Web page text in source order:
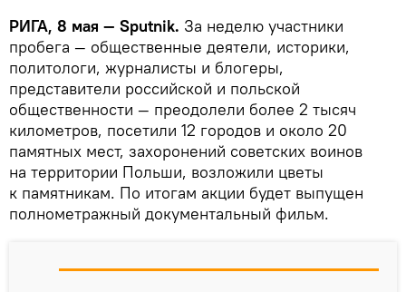
РИГА, 8 мая — Sputnik. За неделю участники
пробега — общественные деятели, историки,
политологи, журналисты и блогеры,
представители российской и польской
общественности — преодолели более 2 тысяч
километров, посетили 12 городов и около 20
памятных мест, захоронений советских воинов
на территории Польши, возложили цветы
к памятникам. По итогам акции будет выпущен
полнометражный документальный фильм.